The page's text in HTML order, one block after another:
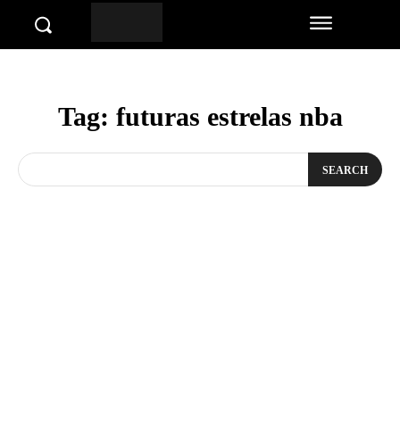
Tag: futuras estrelas nba
SEARCH